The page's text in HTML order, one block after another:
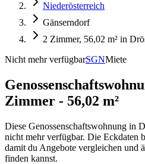
Niederösterreich
Gänserndorf
2 Zimmer, 56,02 m² in
Nicht mehr verfügbarSGNMiete
Zimmer - 56,02 m²
Diese Genossenschaftswohnung in
nicht mehr verfügbar. Die Eckdaten
damit du Angebote vergleichen und
finden kannst.